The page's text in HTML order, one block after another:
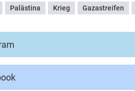
Palästina Krieg Gazastreifen